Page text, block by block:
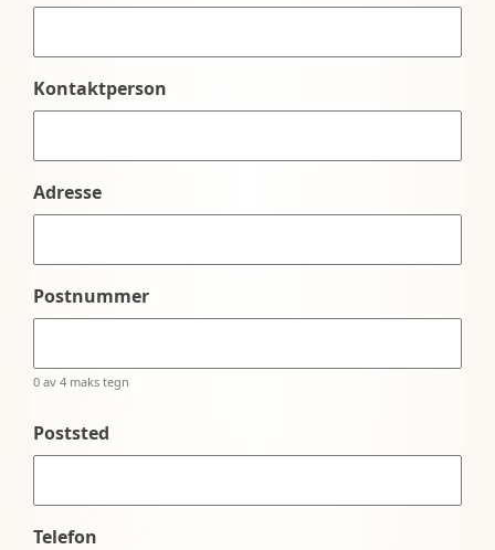
Kontaktperson
Adresse
Postnummer
0 av 4 maks tegn
Poststed
Telefon